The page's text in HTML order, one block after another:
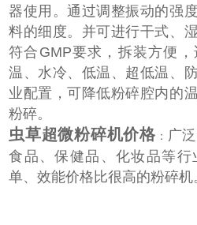
器使用。通过调 整振动的强
料的细度。并可进行干式、
符合 GMP要求，拆装方便
温、水冷、低温、超低温、
业配置，可降低粉碎腔内的
粉碎。
虫草超微粉碎机价格 ： 广
食品、保健品、化妆品等
单、效能价格比很高的粉碎机